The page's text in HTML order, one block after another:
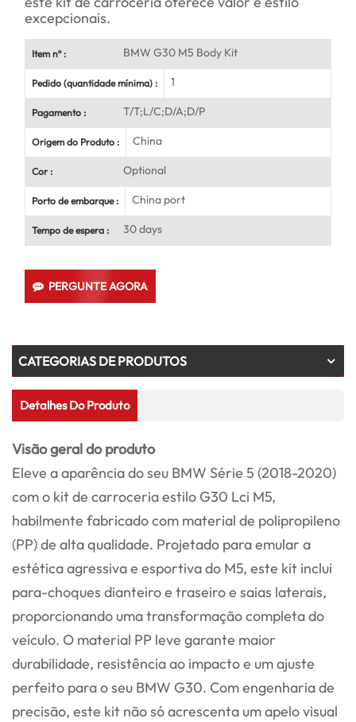
excepcionais.
Item nº : BMW G30 M5 Body Kit
Pedido (quantidade mínima) : 1
Pagamento : T/T;L/C;D/A;D/P
Origem do Produto : China
Cor : Optional
Porto de embarque : China port
Tempo de espera : 30 days
PERGUNTE AGORA
CATEGORIAS DE PRODUTOS
Detalhes Do Produto
Visão geral do produto
Eleve a aparência do seu BMW Série 5 (2018-2020)
com o kit de carroceria estilo G30 Lci M5,
habilmente fabricado com material de polipropileno
(PP) de alta qualidade. Projetado para emular a
estética agressiva e esportiva do M5, este kit inclui
para-choques dianteiro e traseiro e saias laterais,
proporcionando uma transformação completa do
veículo. O material PP leve garante maior
durabilidade, resistência ao impacto e um ajuste
perfeito para o seu BMW G30. Com engenharia de
precisão, este kit não só acrescenta um apelo visual